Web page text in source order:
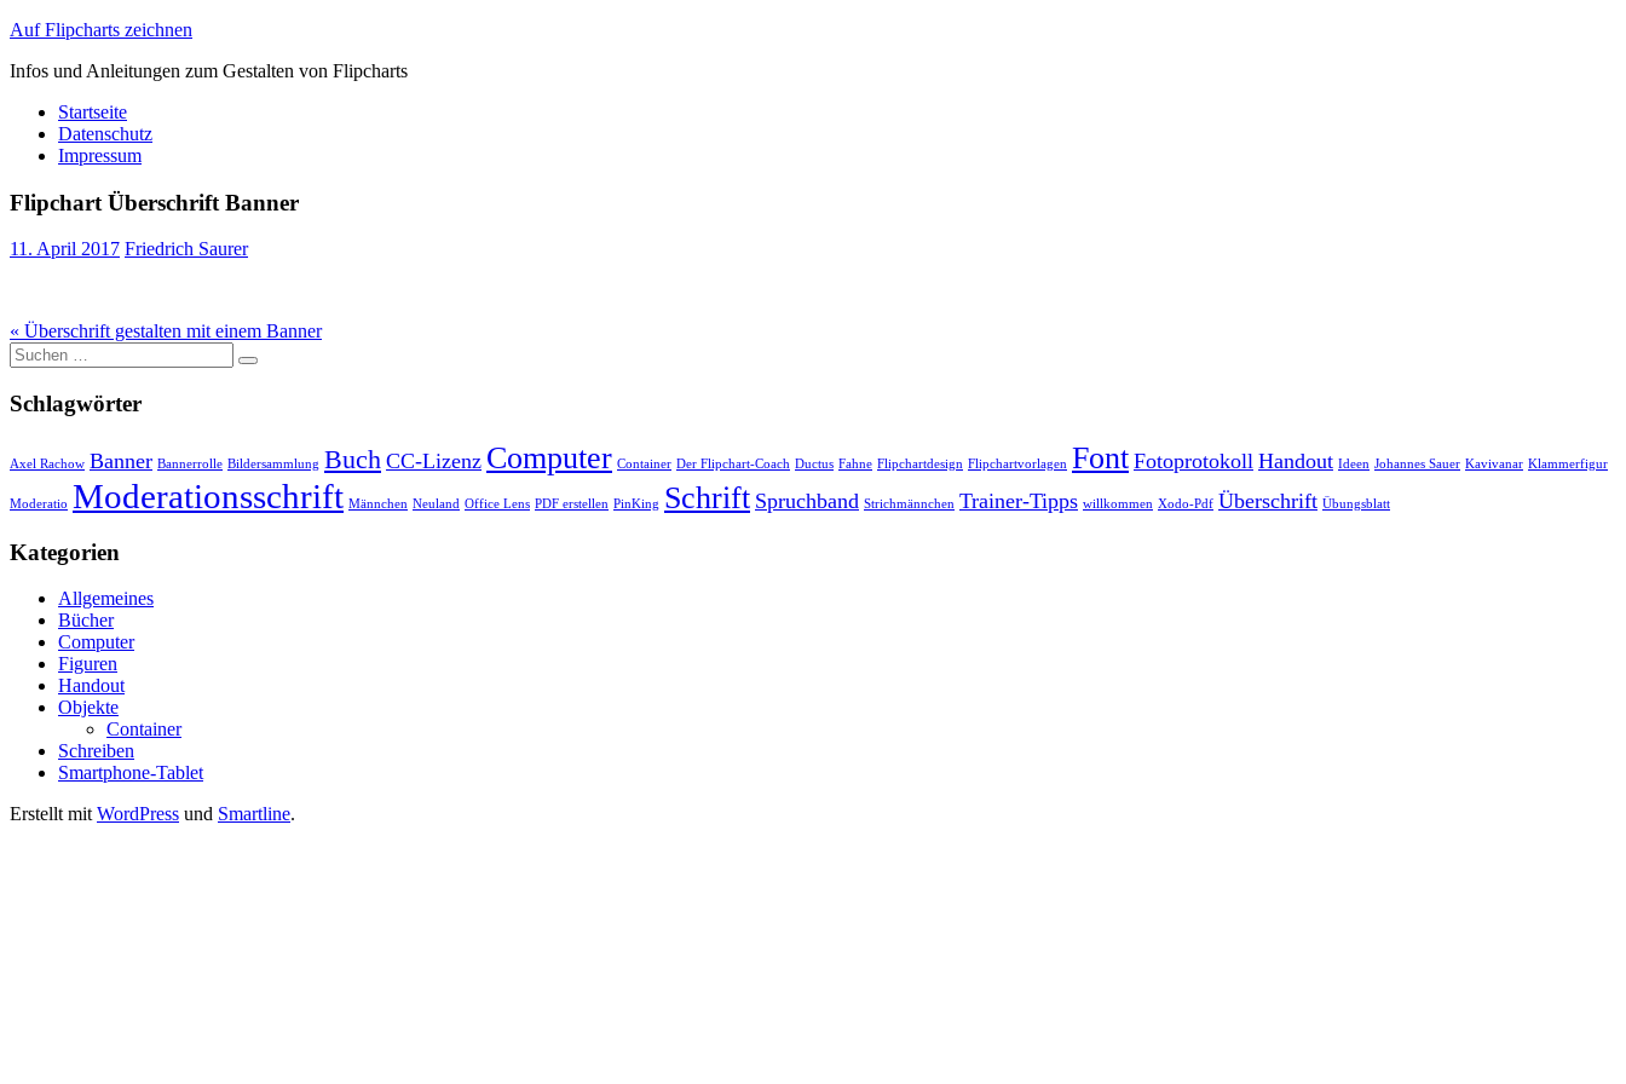
Auf Flipcharts zeichnen
Infos und Anleitungen zum Gestalten von Flipcharts
Startseite
Datenschutz
Impressum
Flipchart Überschrift Banner
11. April 2017 Friedrich Saurer
Beitragsnavigation
« Überschrift gestalten mit einem Banner
Suche
nach:
Schlagwörter
Axel Rachow Banner Bannerrolle Bildersammlung Buch CC-Lizenz Computer Container Der Flipchart-Coach Ductus Fahne Flipchartdesign Flipchartvorlagen Font Fotoprotokoll Handout Ideen Johannes Sauer Kavivanar Klammerfigur
Moderatio Moderationsschrift Männchen Neuland Office Lens PDF erstellen PinKing Schrift Spruchband Strichmännchen Trainer-Tipps willkommen Xodo-Pdf Überschrift Übungsblatt
Kategorien
Allgemeines
Bücher
Computer
Figuren
Handout
Objekte
Container
Schreiben
Smartphone-Tablet
Erstellt mit WordPress und Smartline.